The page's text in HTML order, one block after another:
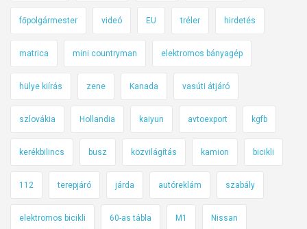
a
u
t
c
á
főpolgármester videó EU tréler hirdetés
matrica mini countryman elektromos bányagép
hülye kiírás zene Kanada vasúti átjáró
szlovákia Hollandia kaiyun avtoexport kgfb
kerékbilincs busz közvilágítás kamion bicikli
112 terepjáró járda autóreklám szabály
elektromos bicikli 60-as tábla M1 Nissan